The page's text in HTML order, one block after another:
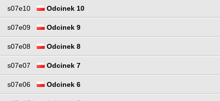
s07e10 Odcinek 10
s07e09 Odcinek 9
s07e08 Odcinek 8
s07e07 Odcinek 7
s07e06 Odcinek 6